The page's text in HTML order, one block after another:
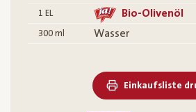
1 EL Bio-Olivenöl
300 ml Wasser
Einkaufsliste